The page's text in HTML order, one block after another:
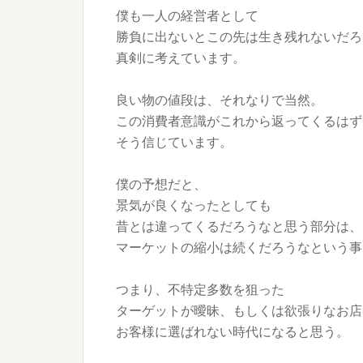
僕も一人の経営者として
勝負に出ないとこの先は生き残れないだろ
真剣に考えています。
良い物の値段は、それなりで当然。
この消費者意識がこれから返ってくるはず
そう信じています。
僕の予想だと、
景気が良くなったとしても
昔とは違ってくるだろうなと思う部分は、
マーケットの縮小は続くだろうなという事
つまり、不特定多数を狙った
ターゲットが曖昧、もしくは欲張りなお
お客様に選ばれない時代になると思う。